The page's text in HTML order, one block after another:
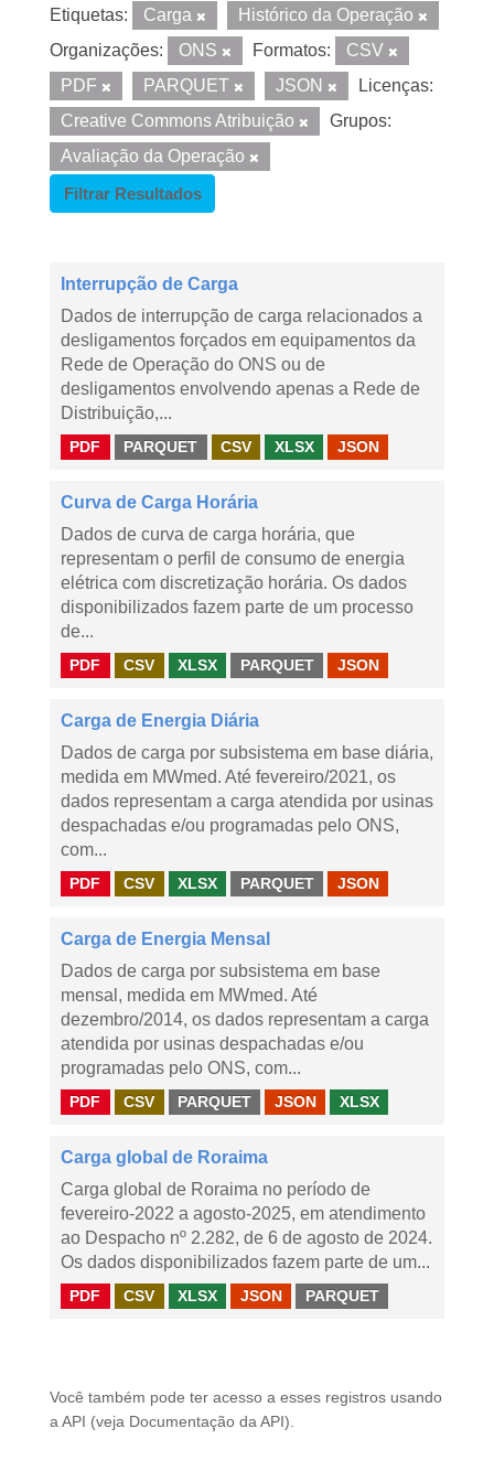
Etiquetas: Carga
Histórico da Operação
Organizações:
ONS Formatos:
CSV
PDF
PARQUET JSON
Licenças:
Creative Commons Atribuição
Grupos:
Avaliação da Operação
Filtrar Resultados
Interrupção de Carga
Dados de interrupção de carga relacionados a
desligamentos forçados em equipamentos da
Rede de Operação do ONS ou de
desligamentos envolvendo apenas a Rede de
Distribuição,...
PDF PARQUET CSV XLSX JSON
Curva de Carga Horária
Dados de curva de carga horária, que
representam o perfil de consumo de energia
elétrica com discretização horária. Os dados
disponibilizados fazem parte de um processo
de...
PDF CSV XLSX PARQUET JSON
Carga de Energia Diária
Dados de carga por subsistema em base diária,
medida em MWmed. Até fevereiro/2021, os
dados representam a carga atendida por usinas
despachadas e/ou programadas pelo ONS,
com...
PDF CSV XLSX PARQUET JSON
Carga de Energia Mensal
Dados de carga por subsistema em base
mensal, medida em MWmed. Até
dezembro/2014, os dados representam a carga
atendida por usinas despachadas e/ou
programadas pelo ONS, com...
PDF CSV PARQUET JSON XLSX
Carga global de Roraima
Carga global de Roraima no período de
fevereiro-2022 a agosto-2025, em atendimento
ao Despacho nº 2.282, de 6 de agosto de 2024.
Os dados disponibilizados fazem parte de um...
PDF CSV XLSX JSON PARQUET
Você também pode ter acesso a esses registros usando
a API (veja Documentação da API ).